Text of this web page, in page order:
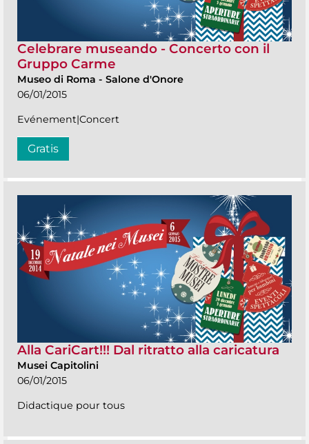
Celebrare museando - Concerto con il
Gruppo Carme
Museo di Roma - Salone d'Onore
06/01/2015
Evénement|Concert
Gratis
Alla CariCart!!! Dal ritratto alla caricatura
Musei Capitolini
06/01/2015
Didactique pour tous